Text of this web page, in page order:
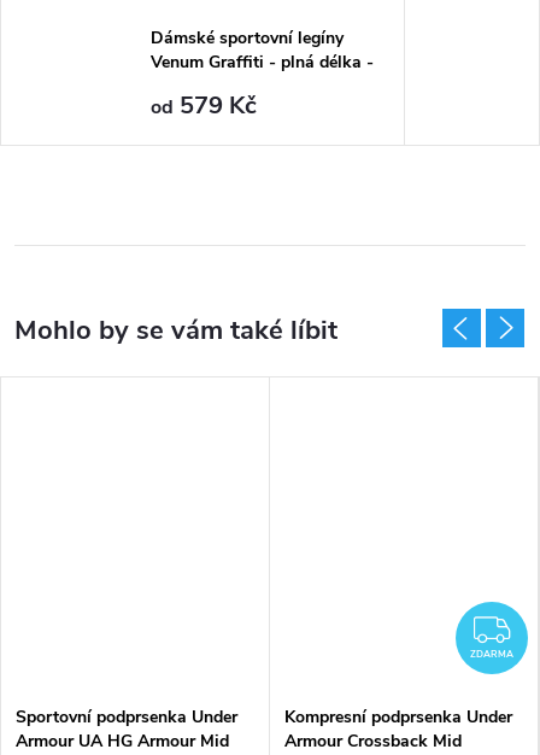
Dámské sportovní legíny
Venum Graffiti - plná délka -
od 579 Kč
Sportovní podprsenka Under
Armour UA HG Armour Mid
ZDARMA
Kompresní podprsenka Under
Armour Crossback Mid